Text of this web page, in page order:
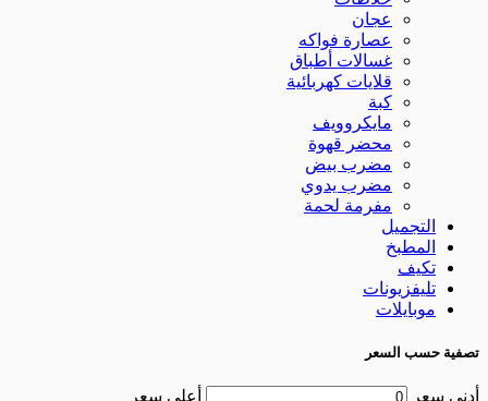
عجان
عصارة فواكه
غسالات أطباق
قلايات كهربائية
كبة
مايكروويف
محضر قهوة
مضرب بيض
مضرب يدوي
مفرمة لحمة
التجميل
المطبخ
تكيف
تليفزيونات
موبايلات
تصفية حسب السعر
أدنى سعر أعلى سعر